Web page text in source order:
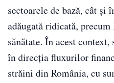
sectoarele de bază, cât și
adăugată ridicată,
sănătate. În acest
în direcția fluxurilor
străini din România, cu